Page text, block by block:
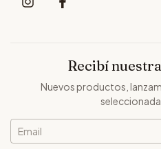
Recibí
Nuevos productos,